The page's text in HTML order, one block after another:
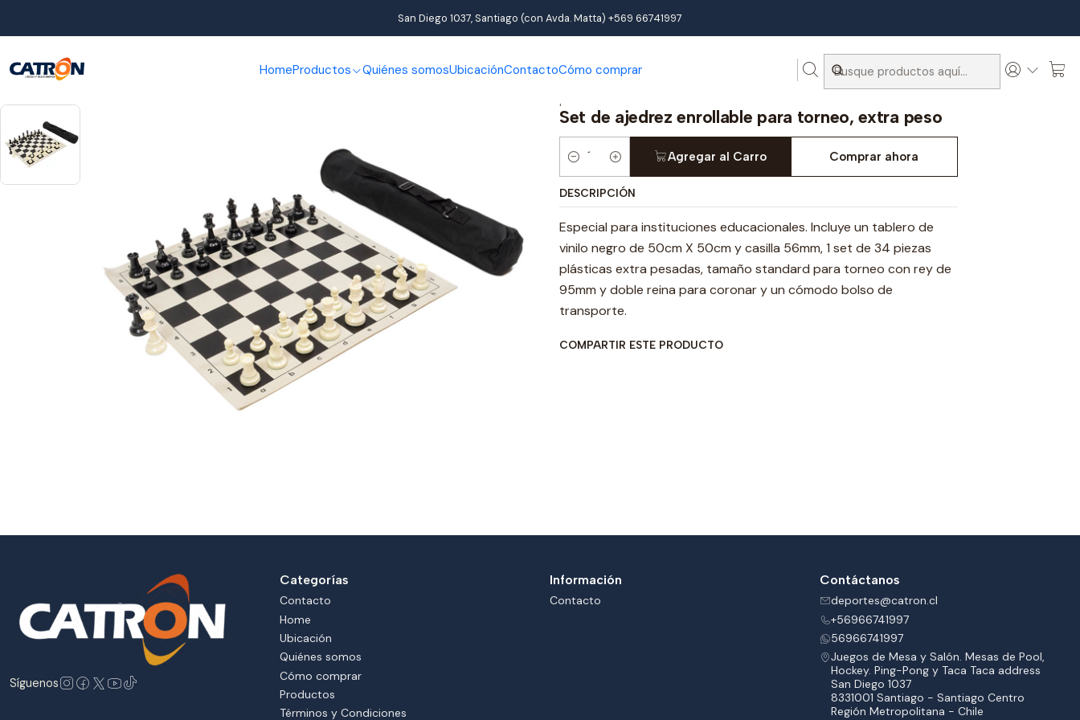
HomeProductos Quiénes somosUbicaciónContactoCómo comprar
San Diego 1037, Santiago (con Avda. Matta) +569 66741997
Ajedrez Set completo de Ajedrez Set de ajedrez enrollable para torneo, extra peso
|
Set de ajedrez enrollable para torneo, extra peso
Cantidad
Agregar al Carro Comprar ahora
DESCRIPCIÓN
Especial para instituciones educacionales. Incluye un tablero de
vinilo negro de 50cm X 50cm y casilla 56mm, 1 set de 34 piezas
plásticas extra pesadas, tamaño standard para torneo con rey de
95mm y doble reina para coronar y un cómodo bolso de
transporte.
COMPARTIR ESTE PRODUCTO
Síguenos
Categorías
Contacto
Home
Ubicación
Quiénes somos
Cómo comprar
Productos
Términos y Condiciones
Información
Contacto
Contáctanos
deportes@catron.cl
+56966741997
56966741997
Juegos de Mesa y Salón. Mesas de Pool,
Hockey. Ping-Pong y Taca Taca address
San Diego 1037
8331001 Santiago - Santiago Centro
Región Metropolitana - Chile